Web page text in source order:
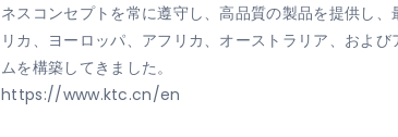
ネスコンセプトを常に遵守し、高品質の製品を提供し
リカ、ヨーロッパ、アフリカ、オーストラリア、およ
ムを構築してきました。
https://www.ktc.cn/en